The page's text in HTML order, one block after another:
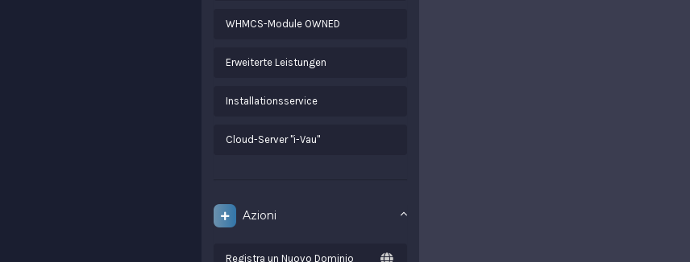
WHMCS-Module OWNED
Erweiterte Leistungen
Installationsservice
Cloud-Server "i-Vau"
Azioni
Registra un Nuovo Dominio